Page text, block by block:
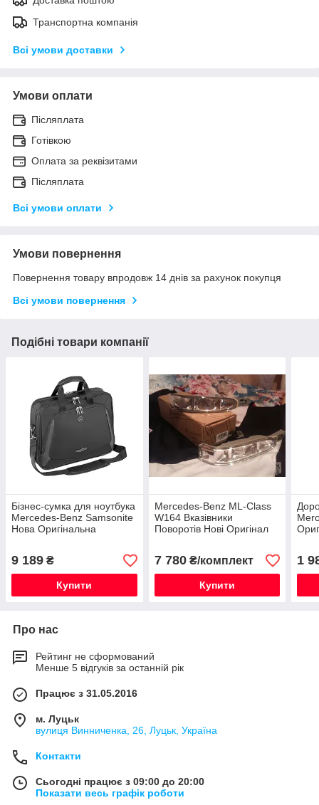
Транспортна компанія
Всі умови доставки
Умови оплати
Післяплата
Готівкою
Оплата за реквізитами
Післяплата
Всі умови оплати
Умови повернення
Повернення товару впродовж 14 днів за рахунок покупця
Всі умови повернення
Подібні товари компанії
Бізнес-сумка для ноутбука
Mercedes-Benz Samsonite
Нова Оригінальна
9 189 ₴
Купити
Mercedes-Benz ML-Class
W164 Вказівники
Поворотів Нові Оригінал
7 780₴/комплект
Купити
1
Про нас
Рейтинг не сформований
Менше 5 відгуків за останній рік
Працює з 31.05.2016
м. Луцьк
вулиця Винниченка, 26, Луцьк, Україна
Контакти
Сьогодні працює з 09:00 до 20:00
Показати весь графік роботи